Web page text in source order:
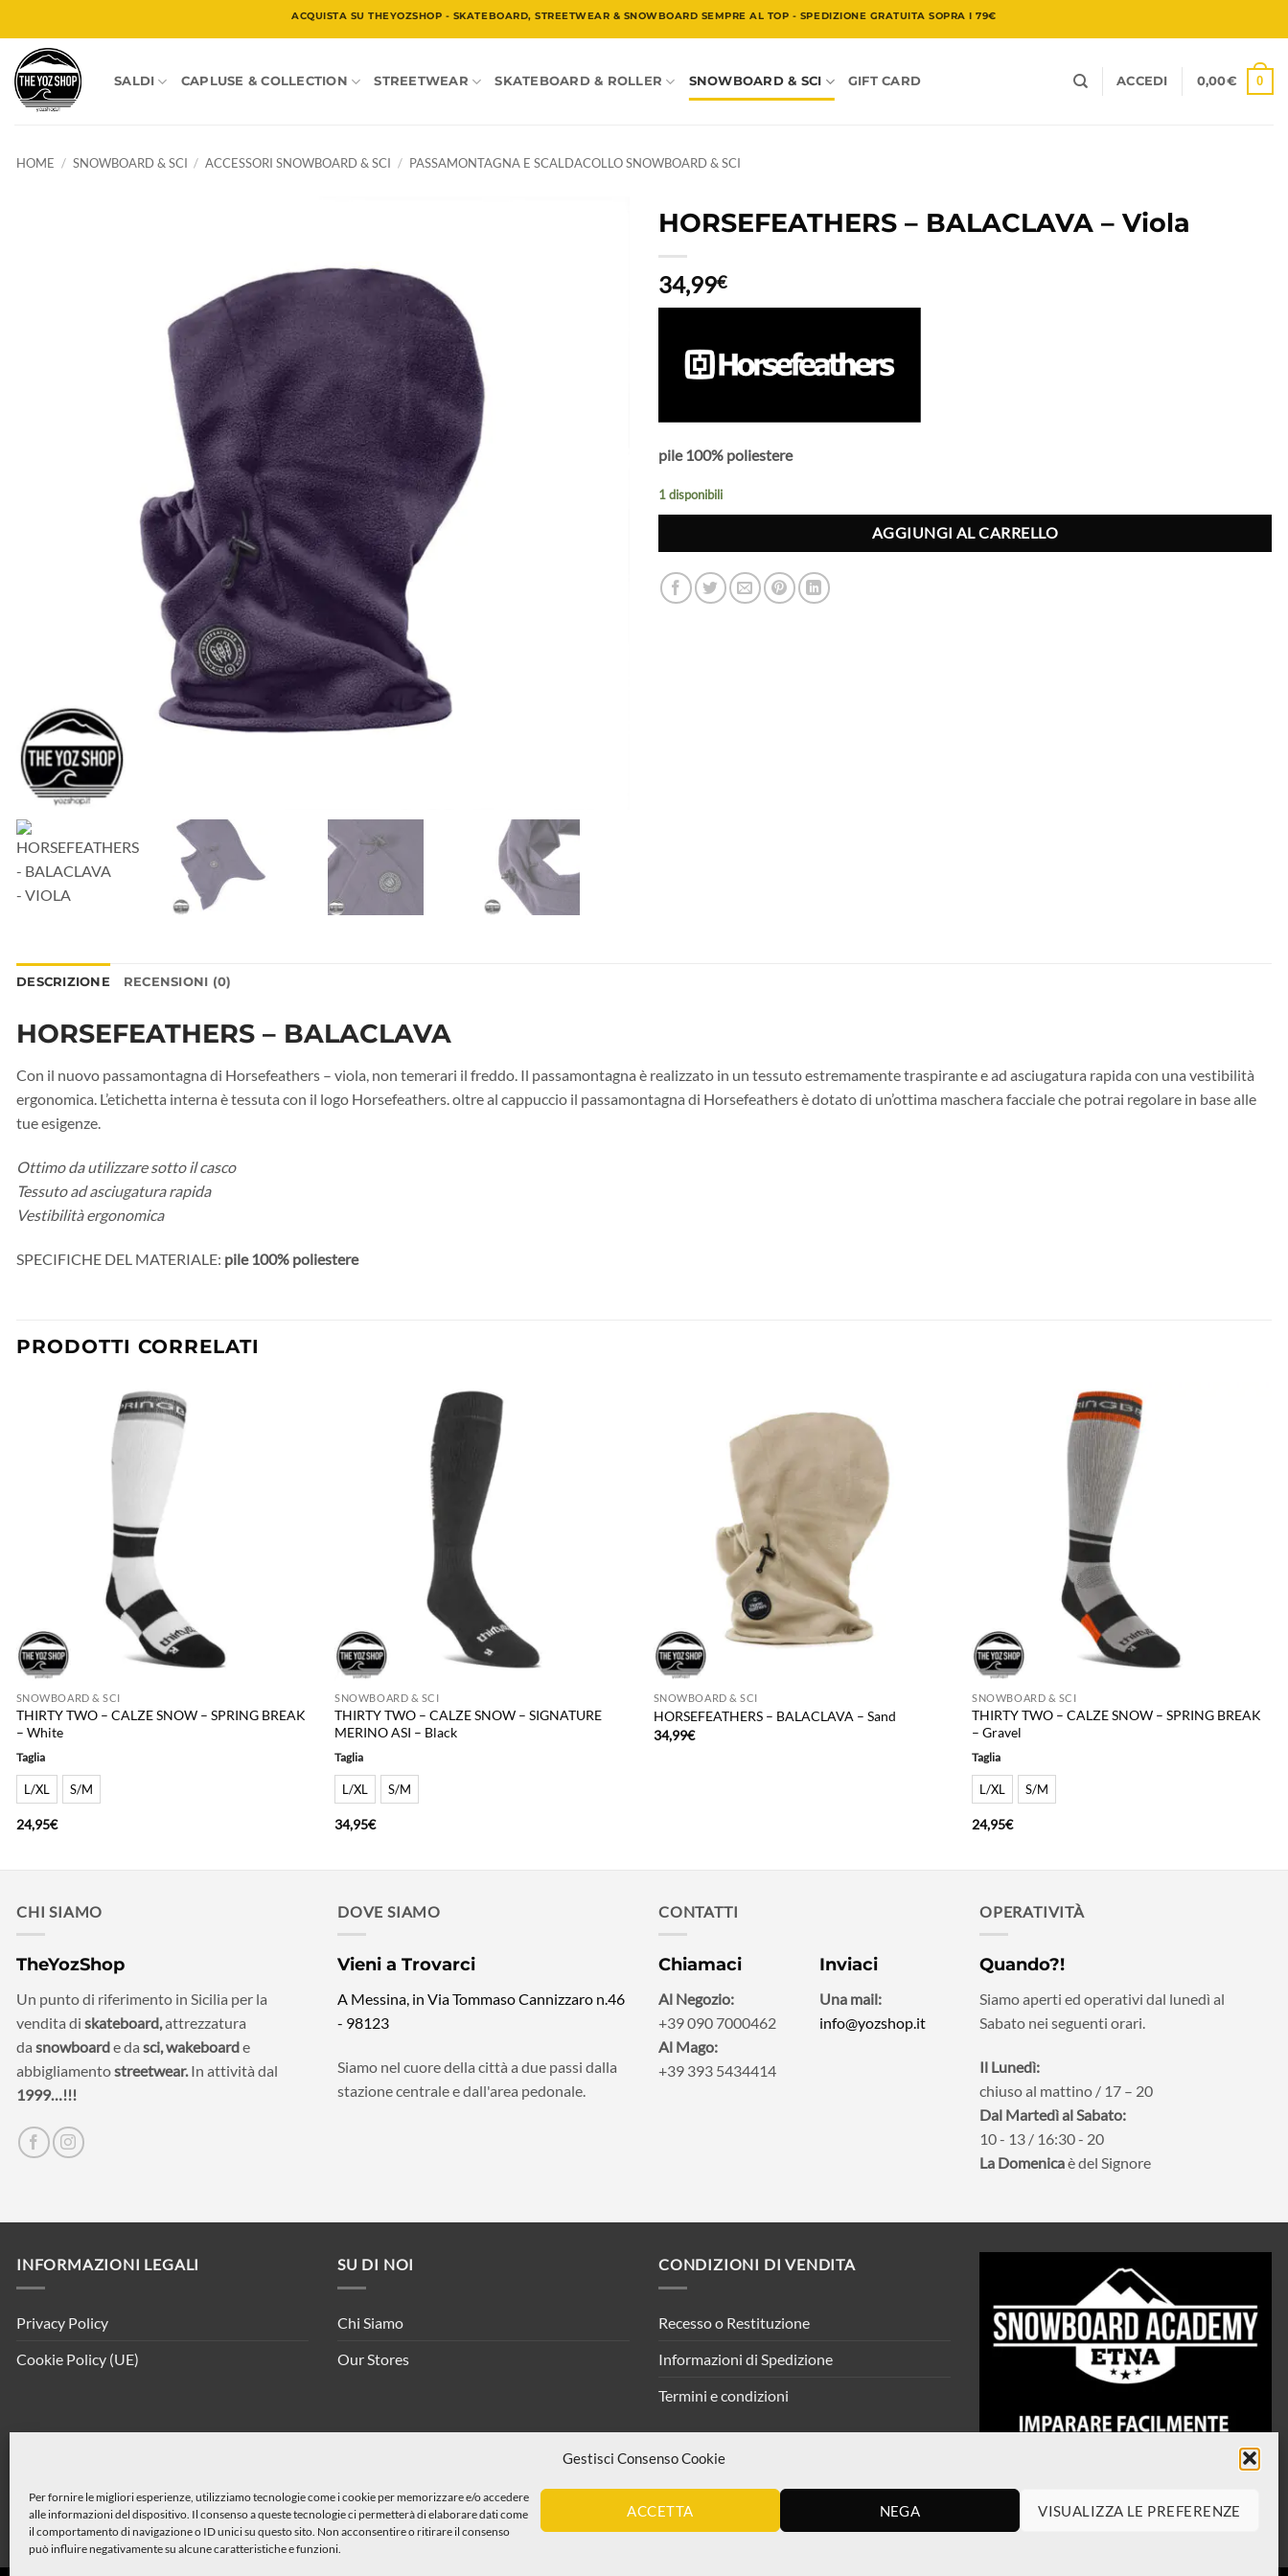
Gestisci Consenso Cookie
Per fornire le migliori esperienze, utilizziamo tecnologie come i cookie per memorizzare e/o accedere
alle informazioni del dispositivo. Il consenso a queste tecnologie ci permetterà di elaborare dati come
il comportamento di navigazione o ID unici su questo sito. Non acconsentire o ritirare il consenso
può influire negativamente su alcune caratteristiche e funzioni.
ACCETTA NEGA VISUALIZZA LE PREFERENZE
ai
contenuti
ACQUISTA SU THEYOZSHOP - SKATEBOARD, STREETWEAR & SNOWBOARD SEMPRE AL TOP - SPEDIZIONE GRATUITA SOPRA I 79€
SALDI CAPLUSE & COLLECTION STREETWEAR SKATEBOARD & ROLLER SNOWBOARD & SCI GIFT CARD ACCEDI 0,00€ 0
HOME / SNOWBOARD & SCI / ACCESSORI SNOWBOARD & SCI / PASSAMONTAGNA E SCALDACOLLO SNOWBOARD & SCI
HORSEFEATHERS – BALACLAVA – Viola
34,99€
pile 100% poliestere
1 disponibili
AGGIUNGI AL CARRELLO
DESCRIZIONE RECENSIONI (0)
HORSEFEATHERS – BALACLAVA
Con il nuovo passamontagna di Horsefeathers – viola, non temerari il freddo. Il passamontagna è realizzato in un tessuto estremamente traspirante e ad asciugatura rapida con una vestibilità
ergonomica. L’etichetta interna è tessuta con il logo Horsefeathers. oltre al cappuccio il passamontagna di Horsefeathers è dotato di un’ottima maschera facciale che potrai regolare in base alle
tue esigenze.
Ottimo da utilizzare sotto il casco
Tessuto ad asciugatura rapida
Vestibilità ergonomica
SPECIFICHE DEL MATERIALE: pile 100% poliestere
PRODOTTI CORRELATI
SNOWBOARD & SCI
THIRTY TWO – CALZE SNOW – SPRING BREAK
– White
Taglia
L/XL S/M
24,95€
SNOWBOARD & SCI
THIRTY TWO – CALZE SNOW – SIGNATURE
MERINO ASI – Black
Taglia
L/XL S/M
34,95€
SNOWBOARD & SCI
HORSEFEATHERS – BALACLAVA – Sand
34,99€
SNOWBOARD & SCI
THIRTY TWO – CALZE SNOW – SPRING BREAK
– Gravel
Taglia
L/XL S/M
24,95€
CHI SIAMO
TheYozShop
Un punto di riferimento in Sicilia per la
vendita di skateboard,attrezzatura
da snowboarde da sci,wakeboarde
abbigliamentostreetwear.In attività dal
1999…!!!
DOVE SIAMO
Vieni a Trovarci
A Messina, in Via Tommaso Cannizzaro n.46
- 98123
Siamo nel cuore della città a due passi dalla
stazione centrale e dall'area pedonale.
CONTATTI
Chiamaci
Al Negozio:
+39 090 7000462
Al Mago:
+39 393 5434414
Inviaci
Una mail:
info@yozshop.it
OPERATIVITÀ
Quando?!
Siamo aperti ed operativi dal lunedì al
Sabato nei seguenti orari.
Il Lunedì:
chiuso al mattino / 17 – 20
Dal Martedì al Sabato:
10 - 13 / 16:30 - 20
La Domenicaè del Signore
INFORMAZIONI LEGALI
Privacy Policy
Cookie Policy (UE)
SU DI NOI
Chi Siamo
Our Stores
CONDIZIONI DI VENDITA
Recesso o Restituzione
Informazioni di Spedizione
Termini e condizioni